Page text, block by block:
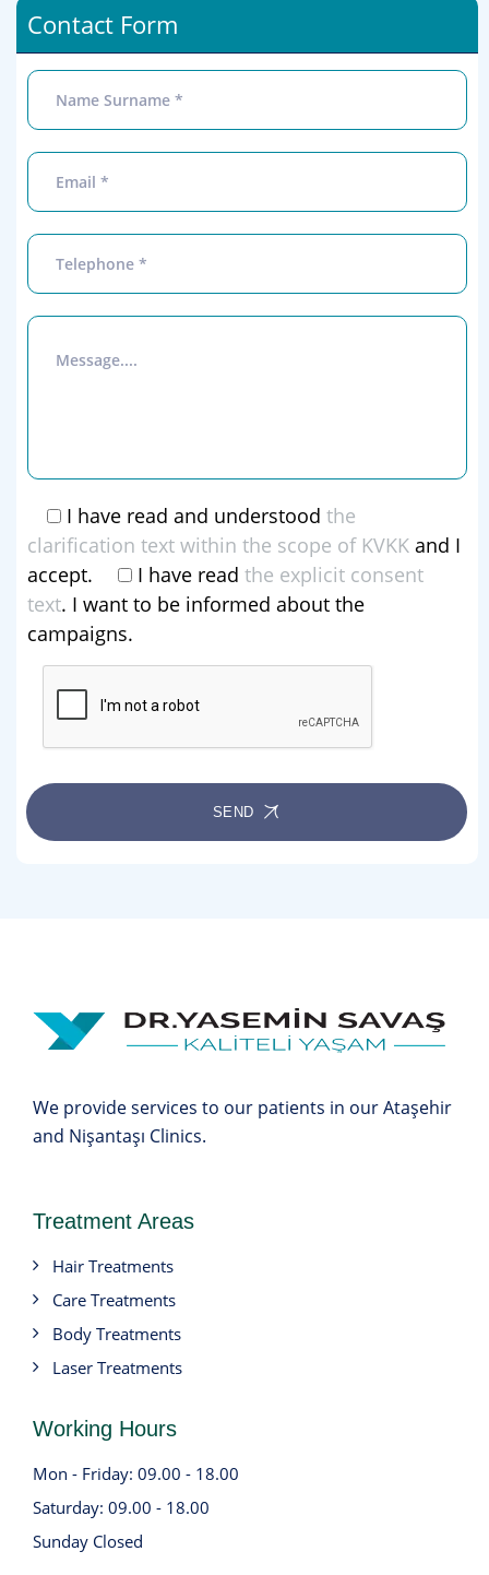
Contact Form
I have read and understood the
clarification text within the scope of KVKK and I
accept.
I have read the explicit consent
text. I want to be informed about the
campaigns.
SEND
We provide services to our patients in our Ataşehir
and Nişantaşı Clinics.
Treatment Areas
Hair Treatments
Care Treatments
Body Treatments
Laser Treatments
Working Hours
Mon - Friday: 09.00 - 18.00
Saturday: 09.00 - 18.00
Sunday Closed